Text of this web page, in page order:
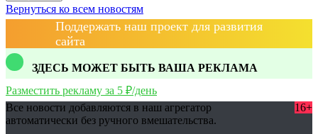
Вернуться ко всем новостям
Поддержать наш проект для развития
сайта
ЗДЕСЬ МОЖЕТ БЫТЬ ВАША РЕКЛАМА
Разместить рекламу за 5 ₽/день
Все новости добавляются в наш агрегатор
автоматически без ручного вмешательства.
16+